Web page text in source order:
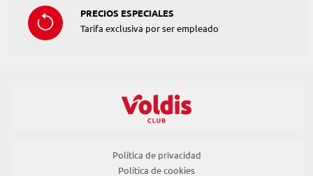
PRECIOS ESPECIALES
Tarifa exclusiva por ser empleado
Política de privacidad
Política de cookies